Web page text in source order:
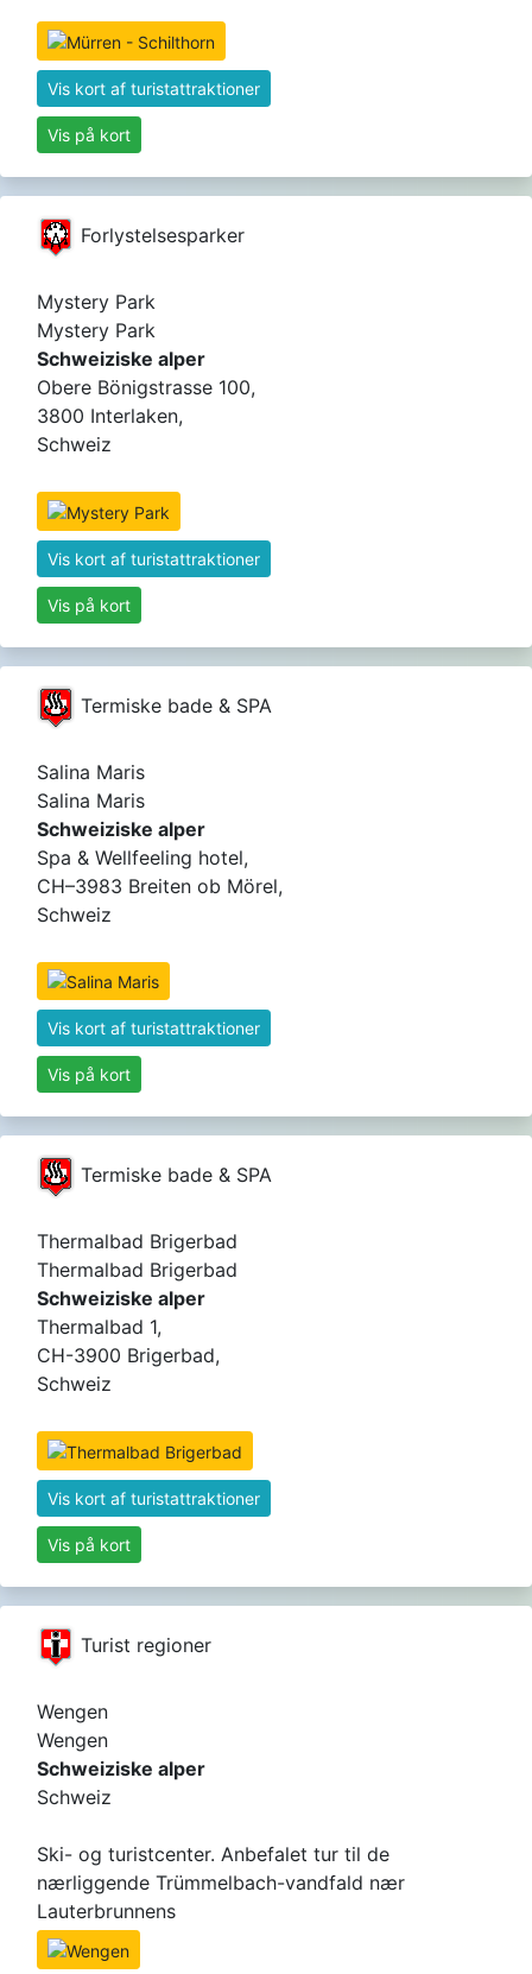
Vis kort af turistattraktioner
Vis på kort
Forlystelsesparker
Mystery Park
Mystery Park
Schweiziske alper
Obere Bönigstrasse 100,
3800 Interlaken,
Schweiz
Vis kort af turistattraktioner
Vis på kort
Termiske bade & SPA
Salina Maris
Salina Maris
Schweiziske alper
Spa & Wellfeeling hotel,
CH–3983 Breiten ob Mörel,
Schweiz
Vis kort af turistattraktioner
Vis på kort
Termiske bade & SPA
Thermalbad Brigerbad
Thermalbad Brigerbad
Schweiziske alper
Thermalbad 1,
CH-3900 Brigerbad,
Schweiz
Vis kort af turistattraktioner
Vis på kort
Turist regioner
Wengen
Wengen
Schweiziske alper
Schweiz
Ski- og turistcenter. Anbefalet tur til de
nærliggende Trümmelbach-vandfald nær
Lauterbrunnens